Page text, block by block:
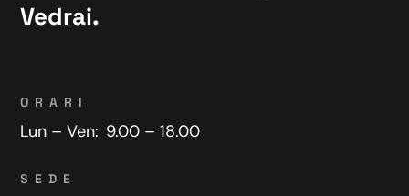
Vedrai.
ORARI
Lun – Ven: 9.00 – 18.00
SEDE